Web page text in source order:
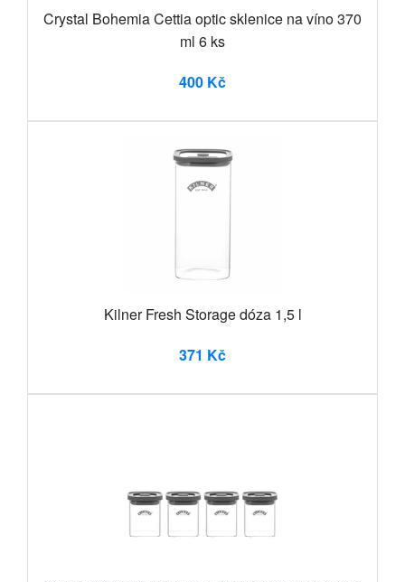
Crystal Bohemia Cettia optic sklenice na víno 370
ml 6 ks
400 Kč
Kilner Fresh Storage dóza 1,5 l
371 Kč